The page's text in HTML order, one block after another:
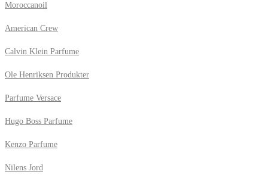
Moroccanoil
American Crew
Calvin Klein Parfume
Ole Henriksen Produkter
Parfume Versace
Hugo Boss Parfume
Kenzo Parfume
Nilens Jord